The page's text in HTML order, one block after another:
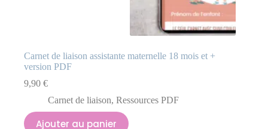
Carnet de liaison assistante maternelle 18 mois et +
version PDF
9,90 €
Carnet de liaison, Ressources PDF
Ajouter au panier